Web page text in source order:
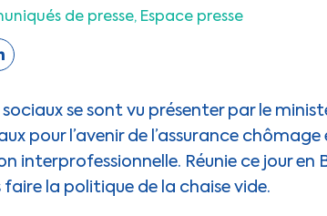
de presse Espace presse
se sont vu présenter par le
pour l’avenir de l’assurance chômage
interprofessionnelle. Réunie ce jour en
faire la politique de la chaise vide.